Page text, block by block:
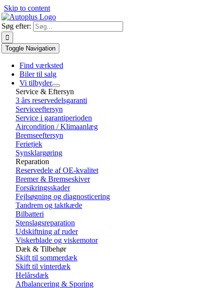
Skip to content
Søg efter:
Toggle Navigation
Find værksted
Biler til salg
Vi tilbyder
Service & Eftersyn
3 års reservedelsgaranti
Serviceeftersyn
Service i garantiperioden
Aircondition / Klimaanlæg
Bremseeftersyn
Ferietjek
Synsklargøring
Reparation
Reservedele af OE-kvalitet
Bremer & Bremseskiver
Forsikringsskader
Fejlsøgning og diagnosticering
Tandrem og taktkæde
Bilbatteri
Stenslagsreparation
Udskiftning af ruder
Viskerblade og viskemotor
Dæk & Tilbehør
Skift til sommerdæk
Skift til vinterdæk
Helårsdæk
Afbalancering & Sporing